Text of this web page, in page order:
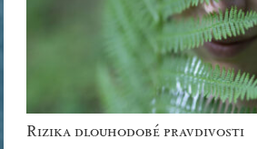
Rizika dlouhodobé pravdivosti